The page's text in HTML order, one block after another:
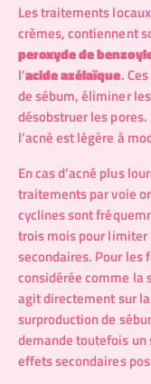
Les traitements
crèmes, contiennent
peroxyde de
l’acide azélaïque.
de sébum, éliminer
désobstruer les
l’acné est légère à
En cas d’acné plus
traitements par voie
cyclines sont
trois mois pour limiter
secondaires. Pour les
considérée comme la
agit directement sur
surproduction de
demande toutefois un
effets secondaires